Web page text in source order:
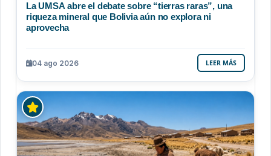
La UMSA abre el debate sobre “tierras raras”, una
riqueza mineral que Bolivia aún no explora ni
aprovecha
04 ago 2026 LEER MÁS